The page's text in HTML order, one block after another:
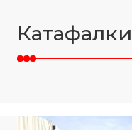
Катафалки